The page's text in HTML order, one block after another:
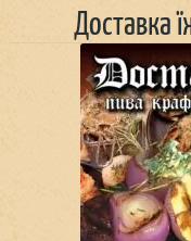
Доставка